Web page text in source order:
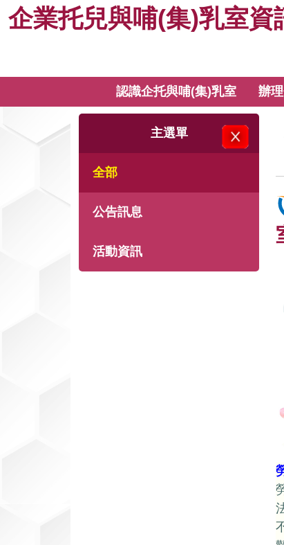
到企
托
兒
企業托兒與哺(集)乳室資
認識企托與哺(集)乳室 辦
關閉主選單
主選單
全部
公告訊息
活動資訊